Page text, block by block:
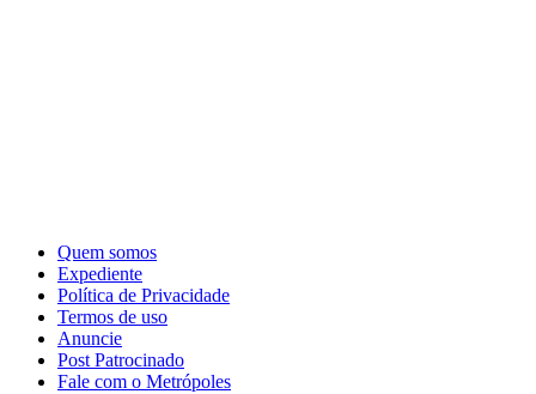
Quem somos
Expediente
Política de Privacidade
Termos de uso
Anuncie
Post Patrocinado
Fale com o Metrópoles